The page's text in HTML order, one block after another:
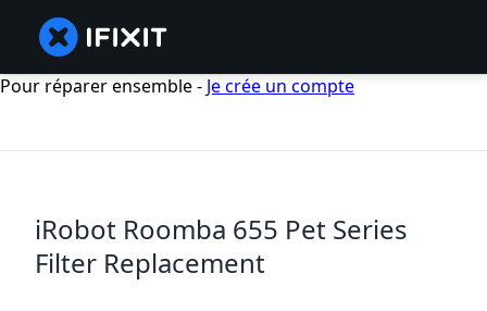
Pour réparer ensemble - Je crée un compte
iRobot Roomba 655 Pet Series
Filter Replacement